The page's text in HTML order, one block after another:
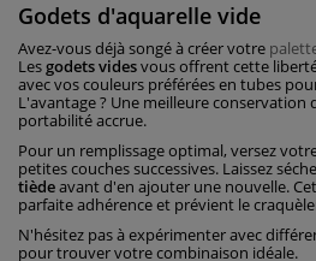
Godets d'aquarelle vide
Avez-vous déjà songé à créer votre
Lesgodets videsvous offrent cette
avec vos couleurs préférées en tubes
L'avantage ? Une meilleure conservation
portabilité accrue.
Pour un remplissage optimal, versez
petites couches successives. Laissez
tièdeavant d'en ajouter une nouvelle.
parfaite adhérence et prévient le
N'hésitez pas à expérimenter avec
pour trouver votre combinaison idéale.